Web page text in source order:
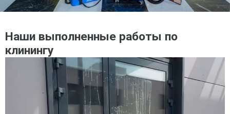
Наши выполненные работы по
клинингу